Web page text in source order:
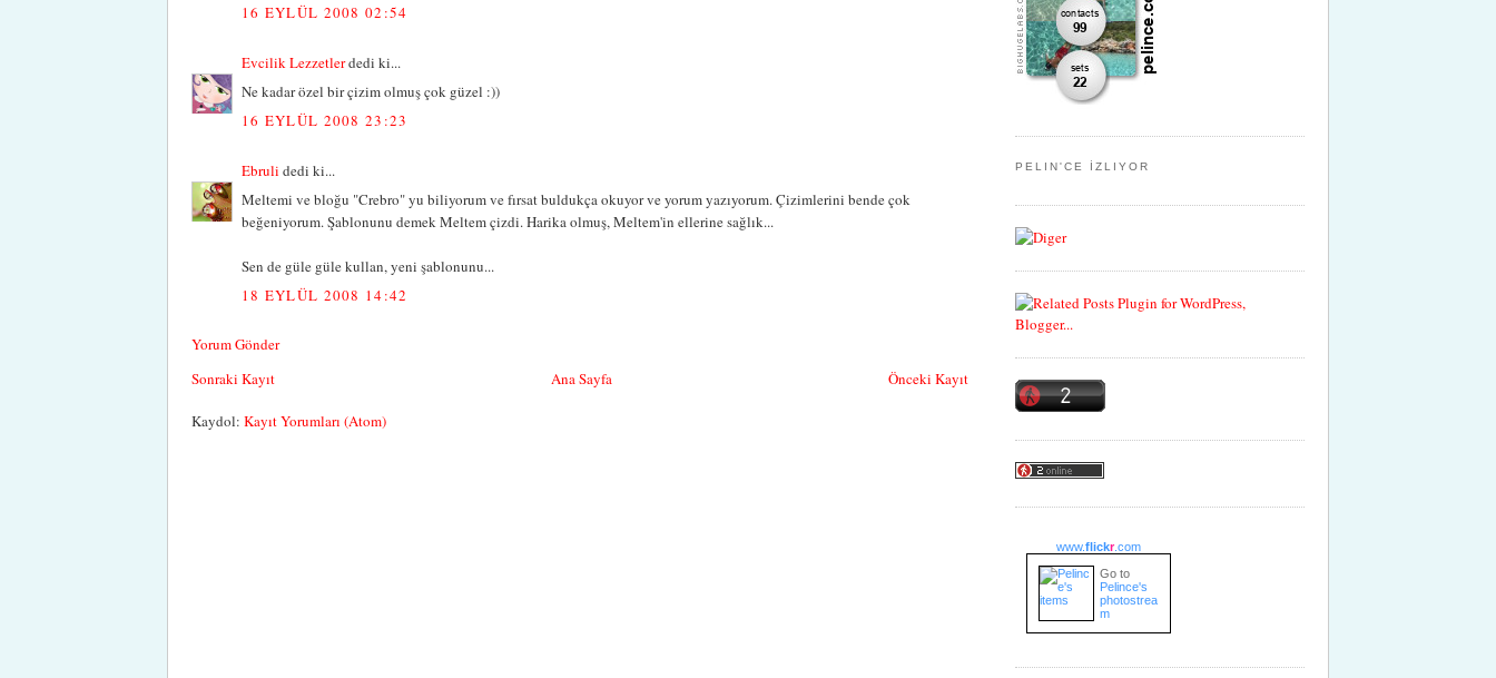
16 EYLÜL 2008 02:54
Evcilik Lezzetlerdedi ki...
Ne kadar özel bir çizim olmuş çok güzel :))
16 EYLÜL 2008 23:23
Ebruli dedi ki...
Meltemi ve bloğu "Crebro" yu biliyorum ve fırsat buldukça okuyor ve yorum yazıyorum. Çizimlerini bende çok
beğeniyorum. Şablonunu demek Meltem çizdi. Harika olmuş, Meltem'in ellerine sağlık...
Sen de güle güle kullan, yeni şablonunu...
18 EYLÜL 2008 14:42
Yorum Gönder
Sonraki Kayıt
Önceki Kayıt
Ana Sayfa
Kaydol: Kayıt Yorumları (Atom)
PELIN'CE İZLIYOR
www.flickr.com
Go to
Pelince's
photostrea
m